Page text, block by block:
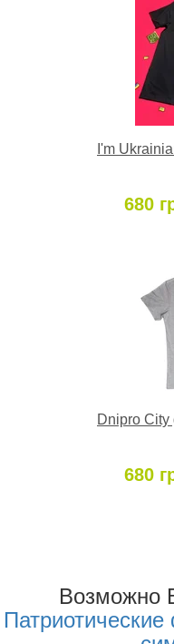
I'm
680
Dnipro City
680
Возможно